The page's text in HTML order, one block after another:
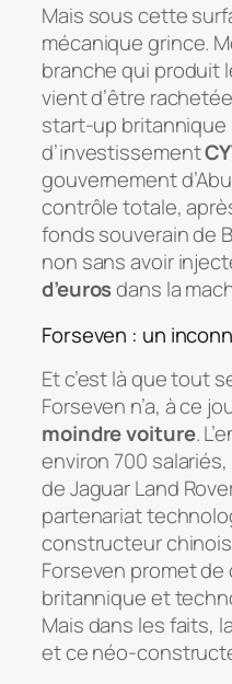
Mais sous cette
mécanique grince.
branche qui produit
vient d’être
start-up
d’investissement
gouvernement
contrôle totale,
fonds souverain de
non sans avoir
d’eurosdans la
Forseven : un
Et c’est là que tout
Forseven n’a, à ce
moindre voiture.
environ 700
de Jaguar Land
partenariat
constructeur chinois
Forseven promet
britannique et
Mais dans les faits,
et ce néo-